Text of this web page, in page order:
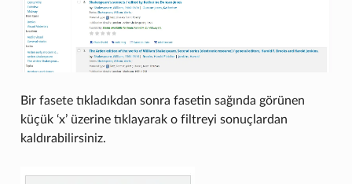
Bir fasete tıkladıkdan sonra fasetin sağında görünen
küçük ‘x’ üzerine tıklayarak o filtreyi sonuçlardan
kaldırabilirsiniz.